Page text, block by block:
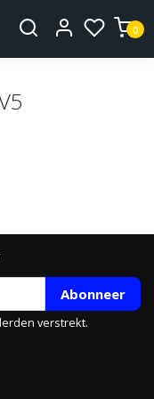
0
Abonneer
verstrekt.